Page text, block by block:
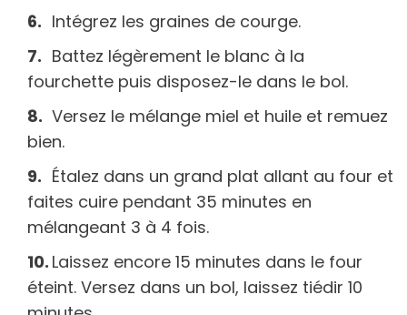
Intégrez les graines de courge.
Battez légèrement le blanc à la
fourchette puis disposez-le dans le bol.
Versez le mélange miel et huile et remuez
bien.
Étalez dans un grand plat allant au four et
faites cuire pendant 35 minutes en
mélangeant 3 à 4 fois.
Laissez encore 15 minutes dans le four
éteint. Versez dans un bol, laissez tiédir 10